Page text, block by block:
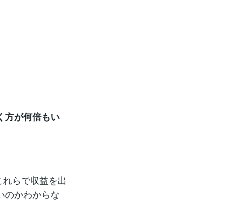
方が何倍もい
らで収益を出
のかわからな